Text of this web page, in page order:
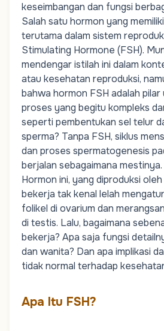
keseimbangan dan fungsi
Salah satu hormon yang
terutama dalam sistem
Stimulating Hormone (FSH).
mendengar istilah ini dalam
atau kesehatan reproduksi,
bahwa hormon FSH adalah pilar
proses yang begitu kompleks
seperti pembentukan sel telur
sperma? Tanpa FSH, siklus
dan proses spermatogenesis
berjalan sebagaimana mestinya.
Hormon ini, yang diproduksi
bekerja tak kenal lelah
folikel di ovarium dan
di testis. Lalu, bagaimana
bekerja? Apa saja fungsi
dan wanita? Dan apa implikasi
tidak normal terhadap
Apa Itu FSH?